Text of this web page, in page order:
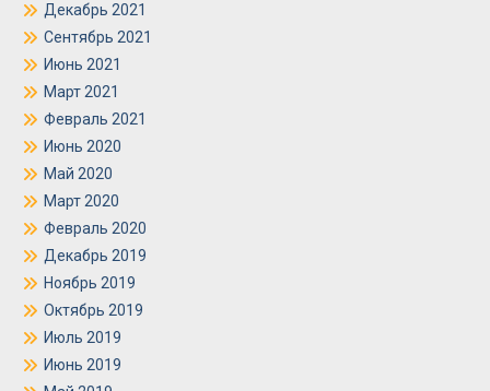
Декабрь 2021
Сентябрь 2021
Июнь 2021
Март 2021
Февраль 2021
Июнь 2020
Май 2020
Март 2020
Февраль 2020
Декабрь 2019
Ноябрь 2019
Октябрь 2019
Июль 2019
Июнь 2019